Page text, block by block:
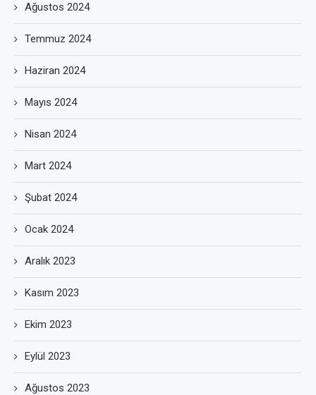
Ağustos 2024
Temmuz 2024
Haziran 2024
Mayıs 2024
Nisan 2024
Mart 2024
Şubat 2024
Ocak 2024
Aralık 2023
Kasım 2023
Ekim 2023
Eylül 2023
Ağustos 2023